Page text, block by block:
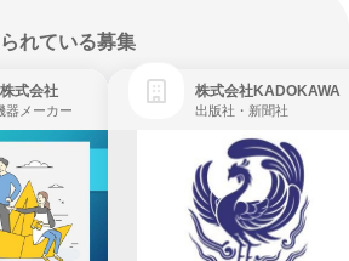
れている募集
式会社
器メーカー
株式会社KADOKAWA
出版社・新聞社